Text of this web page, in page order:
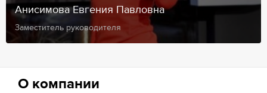
Анисимова Евгения Павловна
Заместитель руководителя
О компании